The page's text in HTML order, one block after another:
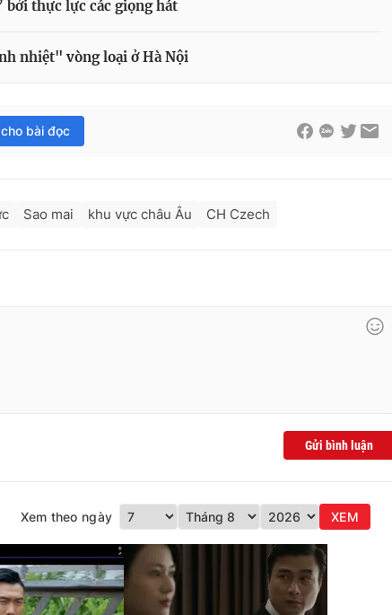
bởi thực lực các giọng hát
nhiệt" vòng loại ở Hà Nội
bài đọc
Sao mai khu vực châu Âu CH Czech
Gửi bình luận
Xem theo ngày XEM